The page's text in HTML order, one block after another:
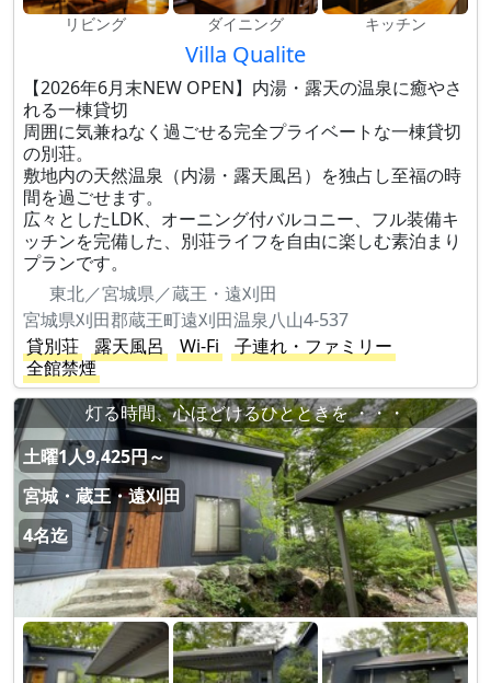
リビング ダイニング キッチン
Villa Qualite
【2026年6月末NEW OPEN】内湯・露天の温泉に癒やさ
れる一棟貸切
周囲に気兼ねなく過ごせる完全プライベートな一棟貸切
の別荘。
敷地内の天然温泉（内湯・露天風呂）を独占し至福の時
間を過ごせます。
広々としたLDK、オーニング付バルコニー、フル装備キ
ッチンを完備した、別荘ライフを自由に楽しむ素泊まり
プランです。
東北／宮城県／蔵王・遠刈田
宮城県刈田郡蔵王町遠刈田温泉八山4-537
貸別荘
露天風呂 Wi-Fi
子連れ・ファミリー
全館禁煙
灯る時間、心ほどけるひとときを ・・・
土曜1人9,425円～
宮城・蔵王・遠刈田
4名迄